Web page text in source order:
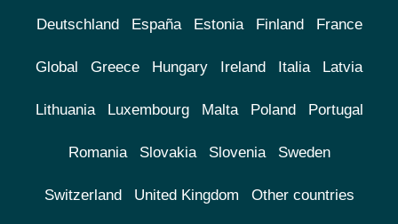
Deutschland España Estonia Finland France
Global Greece Hungary Ireland Italia Latvia
Lithuania Luxembourg Malta Poland Portugal
Romania Slovakia Slovenia Sweden
Switzerland United Kingdom Other countries